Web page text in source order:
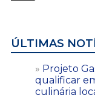
ÚLTIMAS
Projeto
qualificar
culinária